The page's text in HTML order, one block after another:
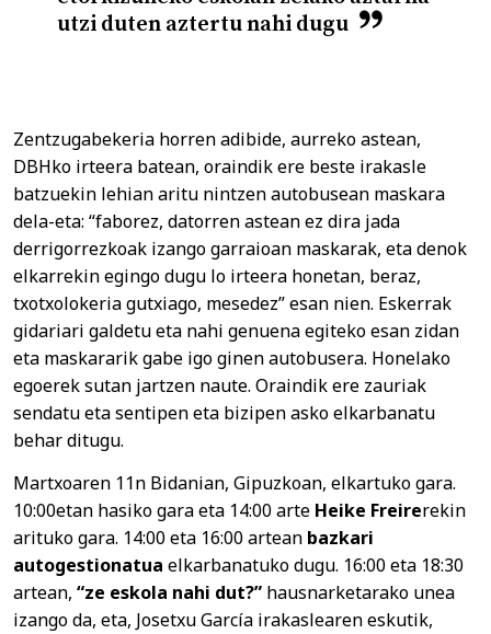
utzi duten aztertu nahi dugu
Zentzugabekeria horren adibide, aurreko astean,
DBHko irteera batean, oraindik ere beste irakasle
batzuekin lehian aritu nintzen autobusean maskara
dela-eta: “faborez, datorren astean ez dira jada
derrigorrezkoak izango garraioan maskarak, eta denok
elkarrekin egingo dugu lo irteera honetan, beraz,
txotxolokeria gutxiago, mesedez” esan nien. Eskerrak
gidariari galdetu eta nahi genuena egiteko esan zidan
eta maskararik gabe igo ginen autobusera. Honelako
egoerek sutan jartzen naute. Oraindik ere zauriak
sendatu eta sentipen eta bizipen asko elkarbanatu
behar ditugu.
Martxoaren 11n Bidanian, Gipuzkoan, elkartuko gara.
10:00etan hasiko gara eta 14:00 arte Heike Freirerekin
arituko gara. 14:00 eta 16:00 artean bazkari
autogestionatua elkarbanatuko dugu. 16:00 eta 18:30
artean, “ze eskola nahi dut?” hausnarketarako unea
izango da, eta, Josetxu García irakaslearen eskutik,